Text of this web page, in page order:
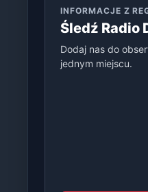
INFORMACJE Z
Śledź Radio
Dodaj nas do
jednym miejscu.